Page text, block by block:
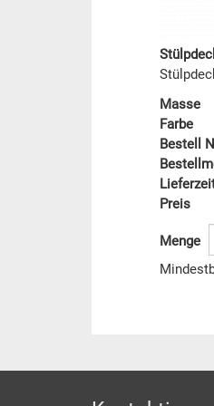
Masse
Farbe
Bestell
Preis
Menge